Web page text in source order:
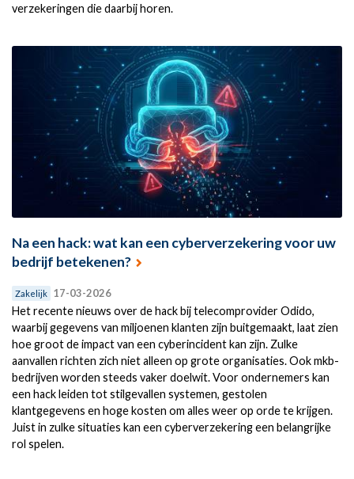
verzekeringen die daarbij horen.
Na een hack: wat kan een cyberverzekering voor uw
bedrijf betekenen?
Zakelijk 17-03-2026
Het recente nieuws over de hack bij telecomprovider Odido,
waarbij gegevens van miljoenen klanten zijn buitgemaakt, laat zien
hoe groot de impact van een cyberincident kan zijn. Zulke
aanvallen richten zich niet alleen op grote organisaties. Ook mkb-
bedrijven worden steeds vaker doelwit. Voor ondernemers kan
een hack leiden tot stilgevallen systemen, gestolen
klantgegevens en hoge kosten om alles weer op orde te krijgen.
Juist in zulke situaties kan een cyberverzekering een belangrijke
rol spelen.